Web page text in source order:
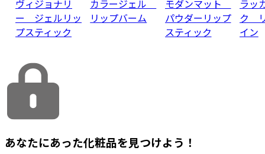
ヴィジョナリ
ー ジェルリッ
プスティック
カラージェル
リップバーム
モダンマット
パウダーリップ
スティック
ラッ
ク
イン
あなたにあった化粧品を見つけよう！